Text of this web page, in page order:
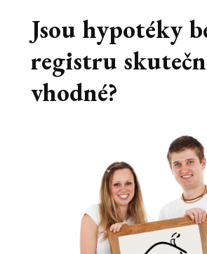
Jsou hypotéky
registru
vhodné?